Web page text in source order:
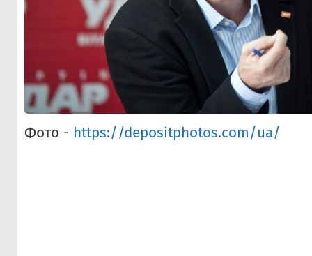
Фото - https://depositphotos.com/ua/